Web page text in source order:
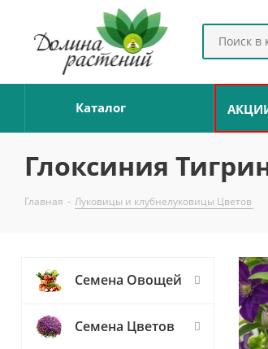
Каталог
Глоксиния
Главная - Луковицы и клубнелуковицы Цветов
Семена Овощей
Семена Цветов